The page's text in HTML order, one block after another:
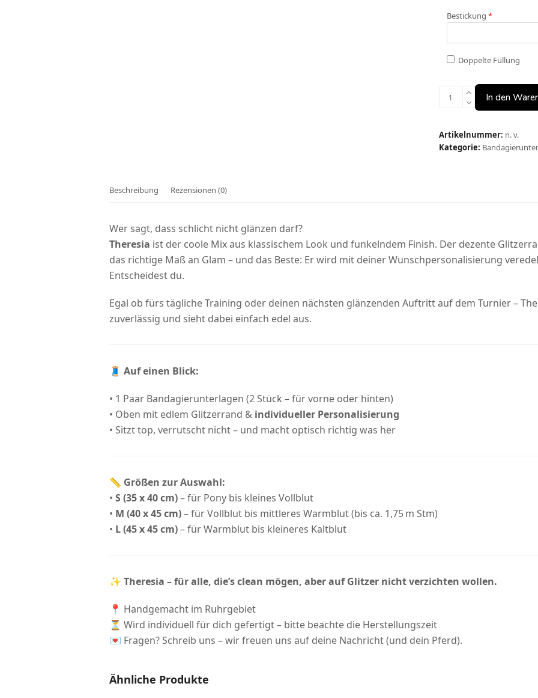
Bestickung *
Doppelte Füllung
Theresia
In den
Artikelnummer: n. v.
Kategorie:
Beschreibung Rezensionen (0)
Wer sagt, dass schlicht nicht glänzen darf?
Theresia ist der coole Mix aus klassischem Look und funkelndem Finish. Der dezente
das richtige Maß an Glam – und das Beste: Er wird mit deiner Wunschpersonalisierung
Entscheidest du.
Egal ob fürs tägliche Training oder deinen nächsten glänzenden Auftritt auf dem Turnier –
zuverlässig und sieht dabei einfach edel aus.
🧵 Auf einen Blick:
• 1 Paar Bandagierunterlagen (2 Stück – für vorne oder hinten)
• Oben mit edlem Glitzerrand & individueller Personalisierung
• Sitzt top, verrutscht nicht – und macht optisch richtig was her
📏 Größen zur Auswahl:
• S (35 x 40 cm)– für Pony bis kleines Vollblut
• M (40 x 45 cm)– für Vollblut bis mittleres Warmblut (bis ca. 1,75 m Stm)
• L (45 x 45 cm)– für Warmblut bis kleineres Kaltblut
✨ Theresia – für alle, die’s clean mögen, aber auf Glitzer nicht verzichten wollen.
📍 Handgemacht im Ruhrgebiet
⏳ Wird individuell für dich gefertigt – bitte beachte die Herstellungszeit
💌 Fragen? Schreib uns – wir freuen uns auf deine Nachricht (und dein Pferd).
Ähnliche Produkte